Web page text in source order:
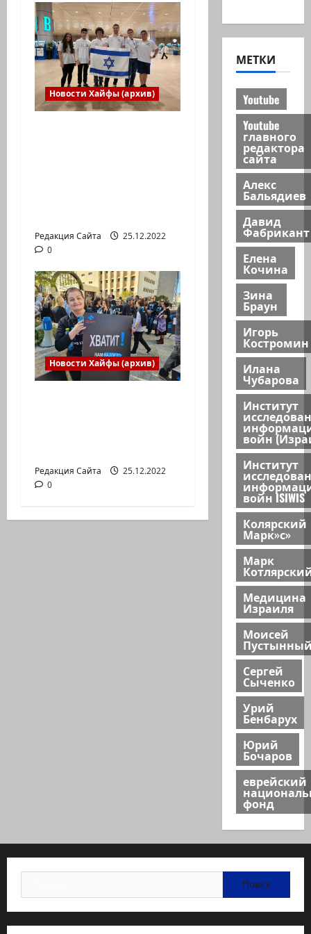
Новости Хайфы (архив)
Редакция Сайта
25.12.2022
0
Новости Хайфы (архив)
Редакция Сайта
25.12.2022
0
МЕТКИ
Youtube
Youtube
главного
редактора
сайта
Алекс
Бальядиев
Давид
Фабрикант
Елена
Кочина
Зина
Браун
Игорь
Костромин
Илана
Чубарова
Институт
войн
Институт
войн ISIWIS
Колярский
Марк»с»
Марк
Медицина
Израиля
Моисей
Сергей
Сыченко
Урий
Бенбарух
Юрий
Бочаров
еврейский
фонд